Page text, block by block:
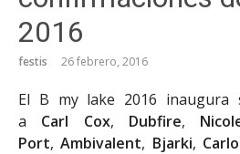
2016
festis 26 febrero, 2016
El B my lake 2016 inaugura
a Carl Cox, Dubfire,
Port,Ambivalent, Bjarki,